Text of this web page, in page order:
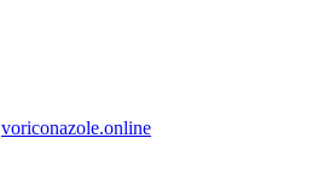
voriconazole.online